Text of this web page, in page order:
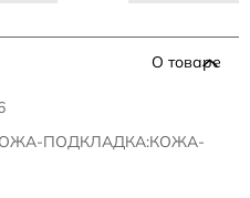
О товаре
ПОДКЛАДКА:КОЖА-